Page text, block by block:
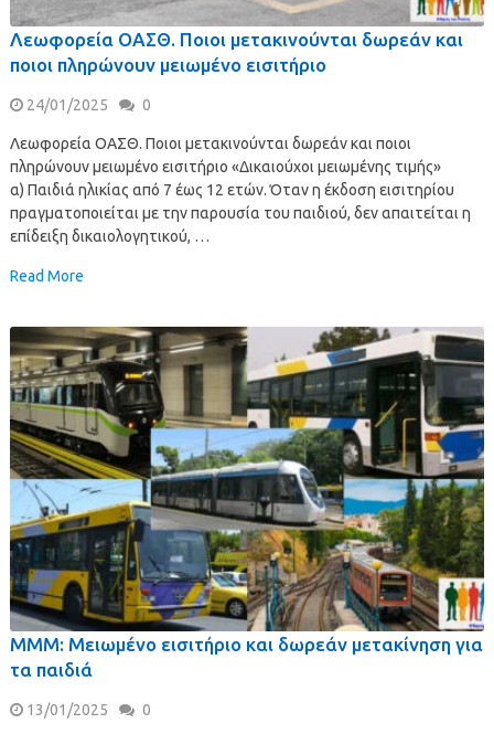
Λεωφορεία ΟΑΣΘ. Ποιοι μετακινούνται δωρεάν και
ποιοι πληρώνουν μειωμένο εισιτήριο
24/01/2025 0
Λεωφορεία ΟΑΣΘ. Ποιοι μετακινούνται δωρεάν και ποιοι
πληρώνουν μειωμένο εισιτήριο «Δικαιούχοι μειωμένης τιμής»
α) Παιδιά ηλικίας από 7 έως 12 ετών. Όταν η έκδοση εισιτηρίου
πραγματοποιείται με την παρουσία του παιδιού, δεν απαιτείται η
επίδειξη δικαιολογητικού, …
Read More
ΜΜΜ: Μειωμένο εισιτήριο και δωρεάν μετακίνηση για
τα παιδιά
13/01/2025 0